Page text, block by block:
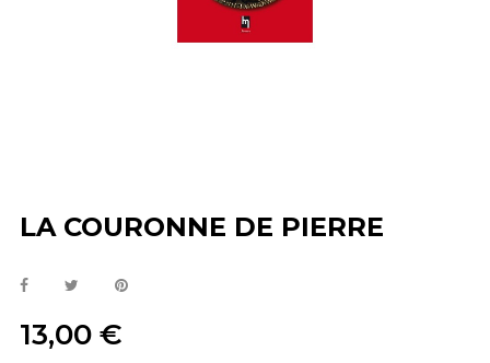
LA COURONNE DE PIERRE
13,00 €